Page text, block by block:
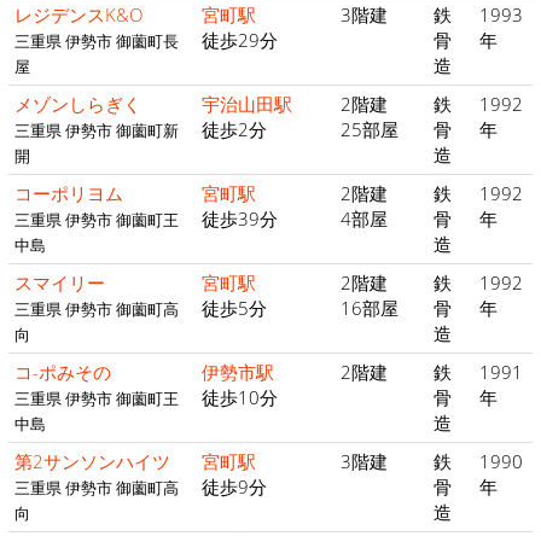
レジデンスK&O
三重県 伊勢市 御薗町長
屋
宮町駅
徒歩29分
3階建
鉄
骨
造
1993
年
メゾンしらぎく
三重県 伊勢市 御薗町新
開
宇治山田駅
徒歩2分
2階建
25部屋
鉄
骨
造
1992
年
コーポリヨム
三重県 伊勢市 御薗町王
中島
宮町駅
徒歩39分
2階建
4部屋
鉄
骨
造
1992
年
スマイリー
三重県 伊勢市 御薗町高
向
宮町駅
徒歩5分
2階建
16部屋
鉄
骨
造
1992
年
コ-ポみその
三重県 伊勢市 御薗町王
中島
伊勢市駅
徒歩10分
2階建
鉄
骨
造
1991
年
第2サンソンハイツ
三重県 伊勢市 御薗町高
向
宮町駅
徒歩9分
3階建
鉄
骨
造
1990
年